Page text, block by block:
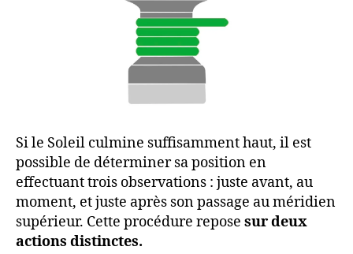
Si le Soleil culmine suffisamment haut, il est
possible de déterminer sa position en
effectuant trois observations : juste avant, au
moment, et juste après son passage au méridien
supérieur. Cette procédure repose sur deux
actions distinctes.